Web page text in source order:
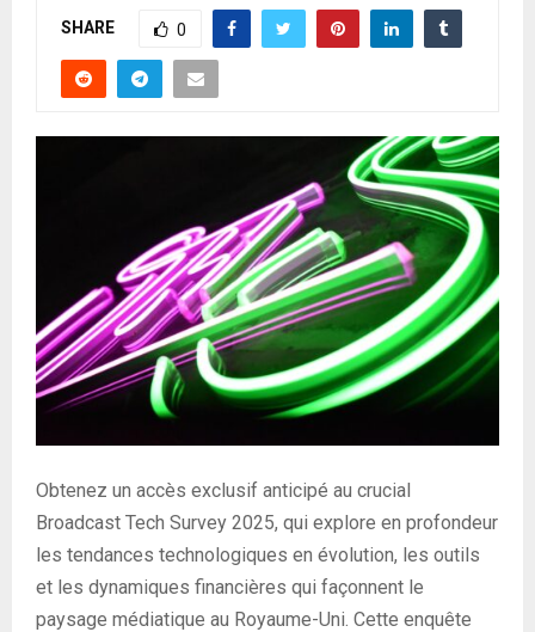
SHARE 0
Obtenez un accès exclusif anticipé au crucial
Broadcast Tech Survey 2025, qui explore en profondeur
les tendances technologiques en évolution, les outils
et les dynamiques financières qui façonnent le
paysage médiatique au Royaume-Uni. Cette enquête